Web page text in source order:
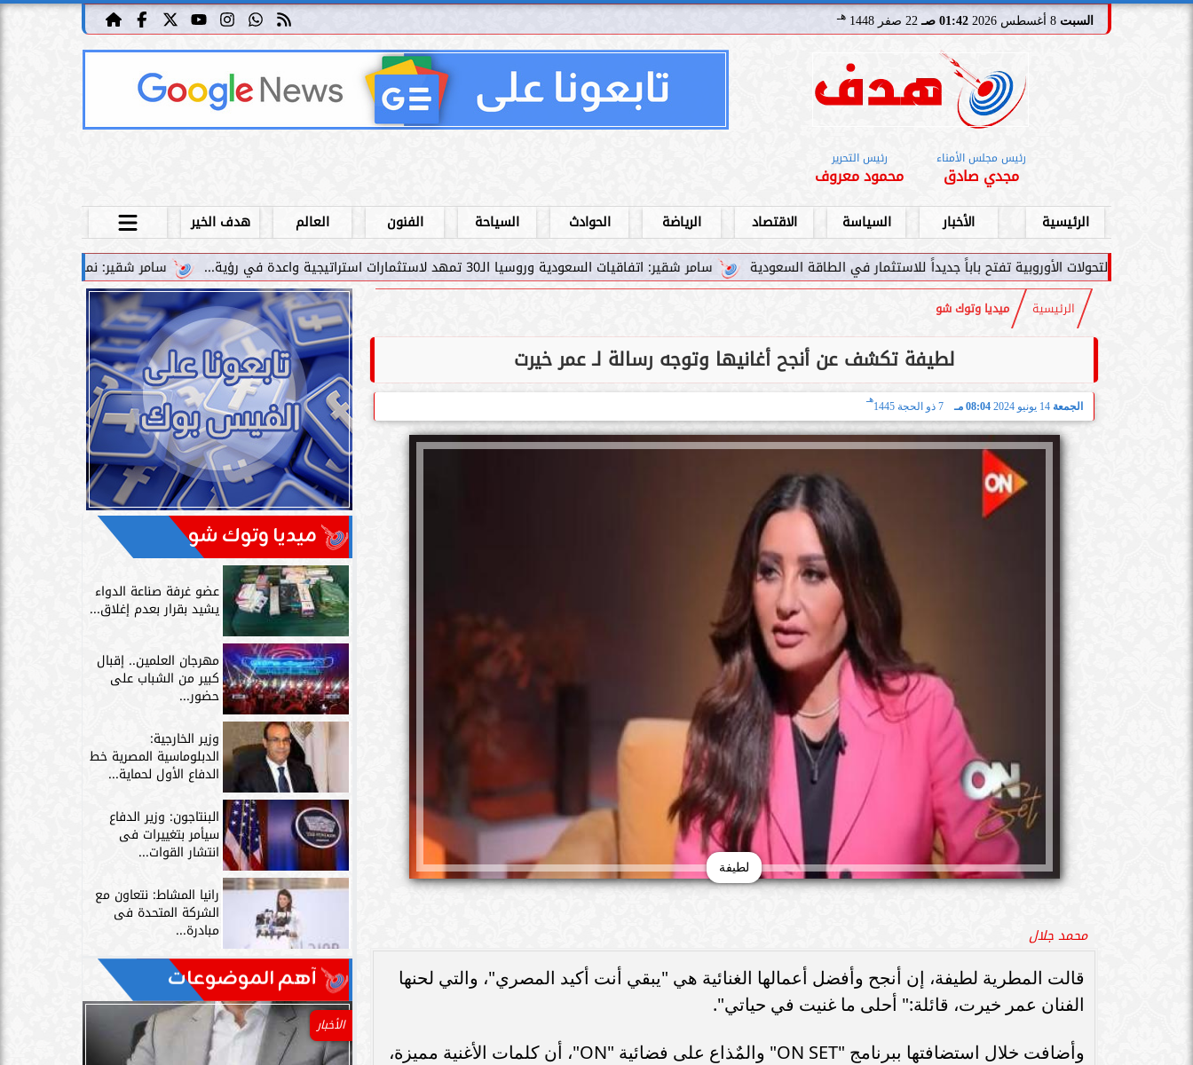
السبت 01:42 صـ 22 صفر 1448 هـ
رئيس مجلس الأمناء
مجدي صادق
رئيس التحرير
محمود معروف
الرئيسية الأخبار السياسة الاقتصاد الرياضة الحوادث السياحة الفنون العالم
هدف الخير
سامر شقير: نمو صناديق الاستثمار الخاصة دليل حي
سامر شقير: اتفاقيات السعودية وروسيا الـ30 تمهد لاستثمارات استراتيجية واعدة في رؤية... الأوروبية تفتح باباً جديداً للاستثمار في الطاقة السعودية
الرئيسية ميديا وتوك شو
لطيفة تكشف عن أنجح أغانيها وتوجه رسالة لـ عمر خيرت
الجمعة 14 يونيو 2024 08:04 مـ 7 ذو الحجة 1445
هـ
لطيفة
محمد جلال
قالت المطرية لطيفة، إن أنجح وأفضل أعمالها الغنائية هي "يبقي أنت أكيد المصري"، والتي لحنها
الفنان عمر خيرت، قائلة:" أحلى ما غنيت في حياتي".
وأضافت خلال استضافتها ببرنامج "ON SET" والمٌذاع على فضائية "ON"، أن كلمات الأغنية مميزة،
ميديا وتوك شو
عضو غرفة صناعة الدواء
يشيد بقرار بعدم إغلاق...
مهرجان العلمين.. إقبال
كبير من الشباب على
حضور...
وزير الخارجية:
الدبلوماسية المصرية خط
الدفاع الأول لحماية...
البنتاجون: وزير الدفاع
سيأمر بتغييرات فى
انتشار القوات...
رانيا المشاط: نتعاون مع
الشركة المتحدة فى
مبادرة...
آهم الموضوعات
الأخبار